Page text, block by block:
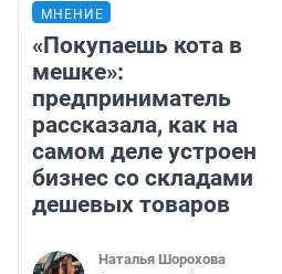
МНЕНИЕ
«Покупаешь кота в
мешке»:
предприниматель
рассказала, как на
самом деле устроен
бизнес со складами
дешевых товаров
Наталья Шорохова